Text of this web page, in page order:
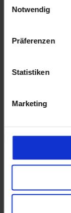
Notwendig
Präferenzen
Statistiken
Marketing
Kilometer
Getriebeart
Park
Opel Corsa GS
17.490 €
Kilometer